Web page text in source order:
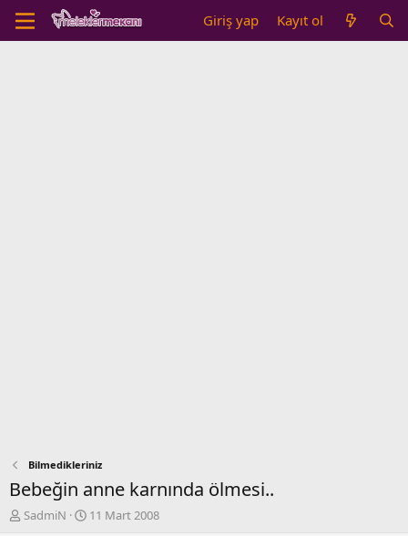
Giriş yap Kayıt ol
Bilmedikleriniz
Bebeğin anne karnında ölmesi..
K
SadmiN
B11 Mart 2008